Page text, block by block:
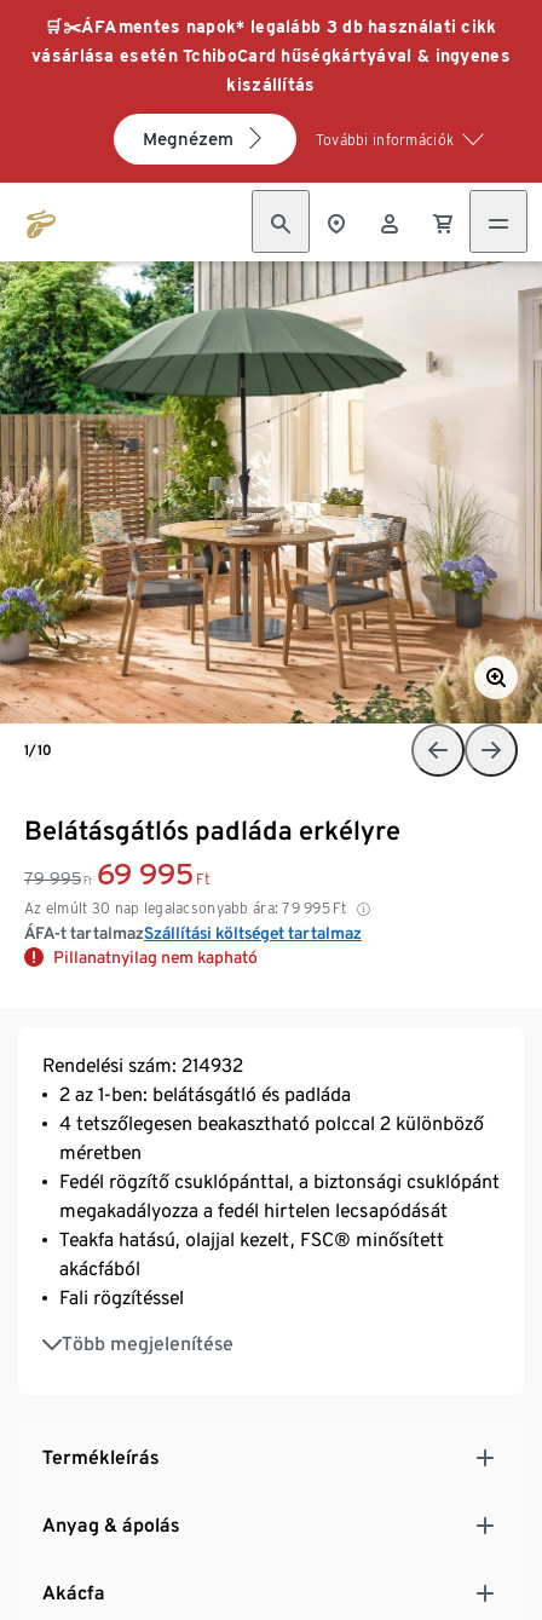
🛒✂️ÁFAmentes napok* legalább 3 db használati cikk
vásárlása esetén TchiboCard hűségkártyával & ingyenes
kiszállítás
Megnézem További információk
Belátásgátlós padláda erkélyre
79 995 Ft 69 995 Ft
Az elmúlt 30 nap legalacsonyabb ára: 79 995 Ft
ÁFA-t tartalmazSzállítási költséget tartalmaz
Pillanatnyilag nem kapható
1/10
Rendelési szám: 214932
2 az 1-ben: belátásgátló és padláda
4 tetszőlegesen beakasztható polccal 2 különböző
méretben
Fedél rögzítő csuklópánttal, a biztonsági csuklópánt
megakadályozza a fedél hirtelen lecsapódását
Teakfa hatású, olajjal kezelt, FSC® minősített
akácfából
Fali rögzítéssel
Több megjelenítése
UV- és időjárásálló
Termékleírás
Anyag & ápolás
Akácfa